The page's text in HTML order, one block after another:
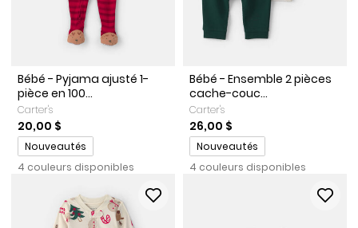
Bébé - Pyjama ajusté 1-
pièce en 100...
Carter's
20,00 $
Promotions
Nouveautés
4 couleurs disponibles
Bébé - Ensemble 2 pièces
cache-couc...
Carter's
26,00 $
Promotions
Nouveautés
4 couleurs disponibles